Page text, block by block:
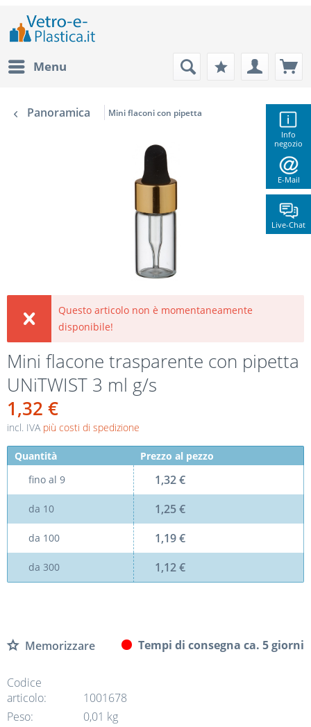
Info
negozio
E-Mail
Live-Chat
Menu
Panoramica Mini flaconi con pipetta
Questo articolo non è momentaneamente
disponibile!
Mini flacone trasparente con pipetta
UNiTWIST 3 ml g/s
1,32 €
incl. IVA più costi di spedizione
Quantità
Prezzo al pezzo
fino al 9 1,32 €
da 10 1,25 €
da 100 1,19 €
da 300 1,12 €
Memorizzare Tempi di consegna ca. 5 giorni
Codice
articolo:
1001678
Peso:
0,01 kg